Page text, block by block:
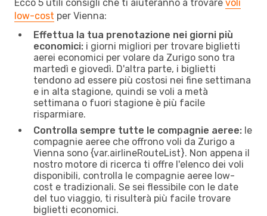
Ecco 5 utili consigli che ti aiuteranno a trovare voli
low-cost per Vienna:
Effettua la tua prenotazione nei giorni più
economici: i giorni migliori per trovare biglietti
aerei economici per volare da Zurigo sono tra
martedì e giovedì. D'altra parte, i biglietti
tendono ad essere più costosi nei fine settimana
e in alta stagione, quindi se voli a metà
settimana o fuori stagione è più facile
risparmiare.
Controlla sempre tutte le compagnie aeree: le
compagnie aeree che offrono voli da Zurigo a
Vienna sono {​var.airlineRouteList}. Non appena il
nostro motore di ricerca ti offre l'elenco dei voli
disponibili, controlla le compagnie aeree low-
cost e tradizionali. Se sei flessibile con le date
del tuo viaggio, ti risulterà più facile trovare
biglietti economici.